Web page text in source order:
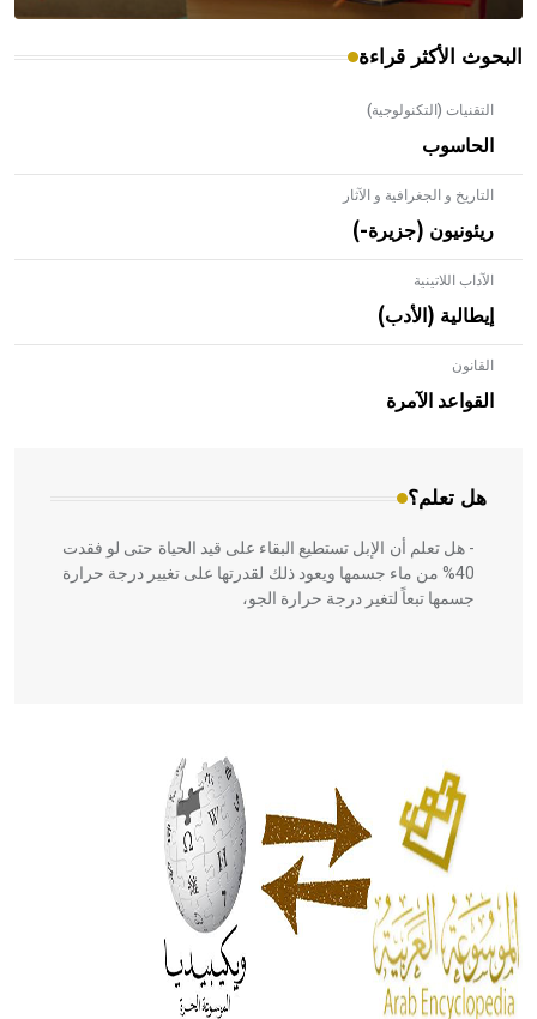
البحوث الأكثر قراءة
التقنيات (التكنولوجية)
الحاسوب
التاريخ و الجغرافية و الآثار
ريئونيون (جزيرة-)
الآداب اللاتينية
إيطالية (الأدب)
القانون
القواعد الآمرة
هل تعلم؟
- هل تعلم أن الأبلق نوع من الفنون الهندسية التي ارتبطت
بالعمارة الإسلامية في بلاد الشام ومصر خاصة، حيث يحرص
المعمار على بناء مداميكه وخاصة في الواجهات
- هل تعلم أن الإبل تستطيع البقاء على قيد الحياة حتى لو فقدت
40% من ماء جسمها ويعود ذلك لقدرتها على تغيير درجة حرارة
جسمها تبعاً لتغير درجة حرارة الجو،
الحكم، الأدلة، تنظيم التغذية، ورسالته في جروح الرأس. ويعود
له الفضل بأنه حرر الطب من الدين والفلسفة.
- هل تعلم أن المرجان إفراز حيواني يتكون في البحر ويتركب
من مادة كربونات الكلسيوم، وهو أحمر أو شديد الحمرة وهو
أجود أنواعه، ويمتاز بكبر الحجم ويسمى الش